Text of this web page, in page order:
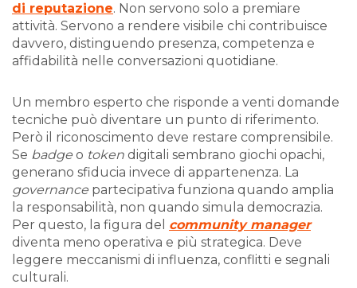
di reputazione. Non servono solo a premiare
attività. Servono a rendere visibile chi contribuisce
davvero, distinguendo presenza, competenza e
affidabilità nelle conversazioni quotidiane.
Un membro esperto che risponde a venti domande
tecniche può diventare un punto di riferimento.
Però il riconoscimento deve restare comprensibile.
Se badge o token digitali sembrano giochi opachi,
generano sfiducia invece di appartenenza. La
governance partecipativa funziona quando amplia
la responsabilità, non quando simula democrazia.
Per questo, la figura del community manager
diventa meno operativa e più strategica. Deve
leggere meccanismi di influenza, conflitti e segnali
culturali.